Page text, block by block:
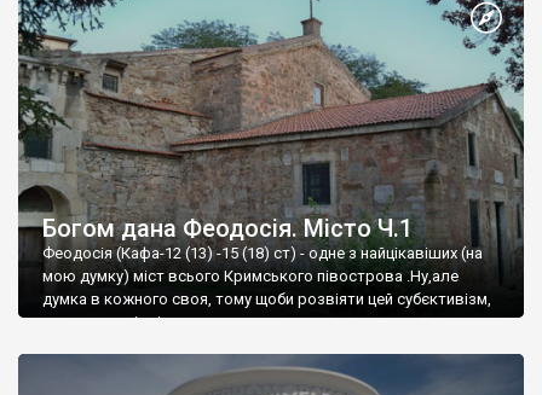
Богом дана Феодосія. Місто Ч.1
Феодосія (Кафа-12 (13) -15 (18) ст) - одне з найцікавіших (на
мою думку) міст всього Кримського півострова .Ну,але
думка в кожного своя, тому щоби розвіяти цей субєктивізм,
запрошую відвідати це